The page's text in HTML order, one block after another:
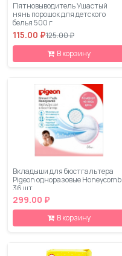
Пятновыводитель Ушастый
нянь порошок для детского
белья 500 г
115.00 ₽125.00 ₽
В корзину
Вкладыши для бюстгальтера
Pigeon одноразовые Honeycomb
36 шт
299.00 ₽
В корзину